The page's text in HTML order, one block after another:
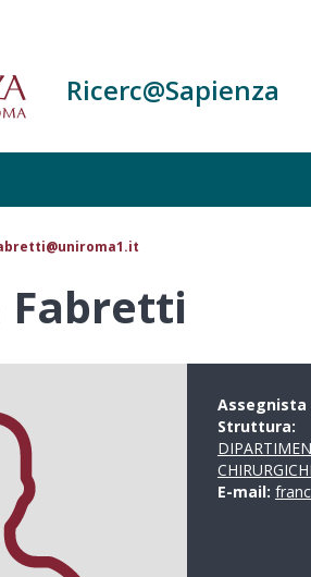
Ricerc@Sapienza
Fabretti
Assegnista
Struttura:
E-mail: